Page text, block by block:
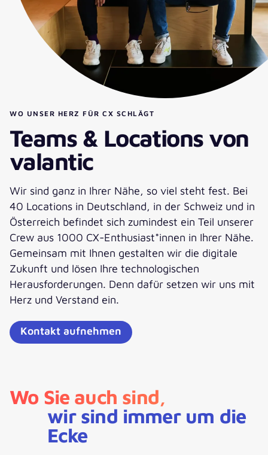
WO UNSER HERZ FÜR CX SCHLÄGT
Teams & Locations von
valantic
Wir sind ganz in Ihrer Nähe, so viel steht fest. Bei
40 Locations in Deutschland, in der Schweiz und in
Österreich befindet sich zumindest ein Teil unserer
Crew aus 1000 CX-Enthusiast*innen in Ihrer Nähe.
Gemeinsam mit Ihnen gestalten wir die digitale
Zukunft und lösen Ihre technologischen
Herausforderungen. Denn dafür setzen wir uns mit
Herz und Verstand ein.
Kontakt aufnehmen
Wo Sie auch sind,
wir sind immer um die
Ecke